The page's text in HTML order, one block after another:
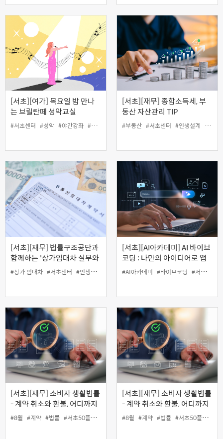
[서초][여가] 목요일 밤 만나
는 브릴란떼 성악교실
#서초센터 #성악 #야간강좌 #여가 #인생설계
[서초][재무] 종합소득세, 부
동산 자산관리 TIP
#부동산 #서초센터 #인생설계 #재무
[서초][재무] 법률구조공단과
함께하는 '상가임대차 실무와
분쟁대응' (온라인)
#상가 임대차 #서초센터 #인생설계
[서초][AI아카데미] AI 바이브
코딩 : 나만의 아이디어로 앱
만들기
#AI아카데미 #바이브코딩 #서초센터
[서초][재무] 소비자 생활법률
- 계약 취소와 환불, 어디까지
가능할까? (오프라인)
#8월 #계약 #법률 #서초50플러스센터 #인생설계 #재무
[서초][재무] 소비자 생활법률
- 계약 취소와 환불, 어디까지
가능할까? (온라인)
#8월 #계약 #법률 #서초50플러스센터